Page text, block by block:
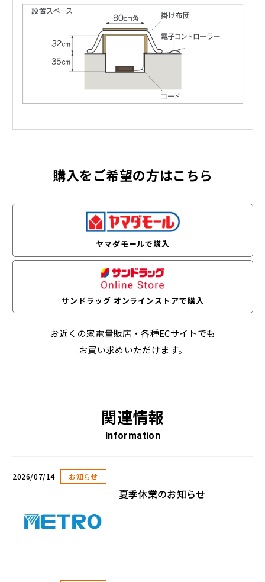
購入をご希望の方はこちら
ヤマダモールで購入
サンドラッグ オンラインストアで購入
お近くの家電量販店・各種ECサイトでも
お買い求めいただけます。
関連情報
Information
2026/07/14 お知らせ
夏季休業のお知らせ